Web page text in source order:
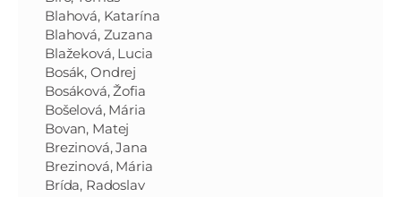
Blahová, Katarína
Blahová, Zuzana
Blažeková, Lucia
Bosák, Ondrej
Bosáková, Žofia
Bošelová, Mária
Bovan, Matej
Brezinová, Jana
Brezinová, Mária
Brída, Radoslav